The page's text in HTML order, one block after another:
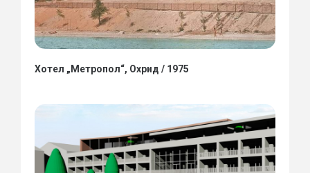
Хотел „Метропол“, Охрид / 1975